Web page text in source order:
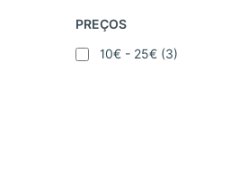
PREÇOS
10€ - 25€ (3)